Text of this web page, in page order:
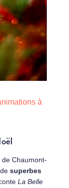
à
Chaumont-
superbes
La Belle